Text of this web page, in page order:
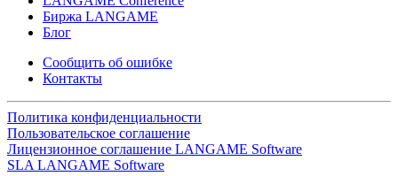
Биржа LANGAME
Блог
Сообщить об ошибке
Контакты
Политика конфиденциальности
Пользовательское соглашение
Лицензионное соглашение LANGAME Software
SLA LANGAME Software